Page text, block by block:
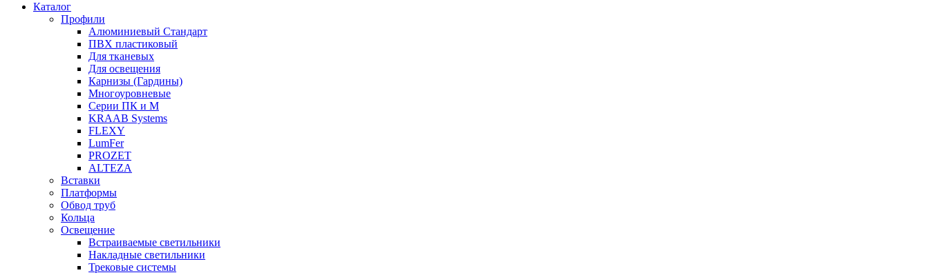
Каталог
Профили
Алюминиевый Стандарт
ПВХ пластиковый
Для тканевых
Для освещения
Карнизы (Гардины)
Многоуровневые
Серии ПК и М
KRAAB Systems
FLEXY
LumFer
PROZET
ALTEZA
Вставки
Платформы
Обвод труб
Кольца
Освещение
Встраиваемые светильники
Накладные светильники
Трековые системы